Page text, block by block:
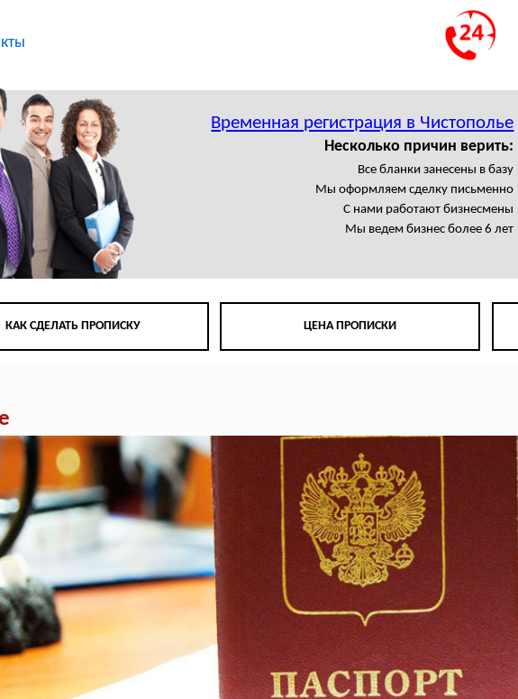
Временная регистрация в Чистополье
Несколько причин верить:
Все бланки занесены в базу
Мы оформляем сделку письменно
С нами работают бизнесмены
Мы ведем бизнес более 6 лет
КАК СДЕЛАТЬ ПРОПИСКУ ЦЕНА ПРОПИСКИ